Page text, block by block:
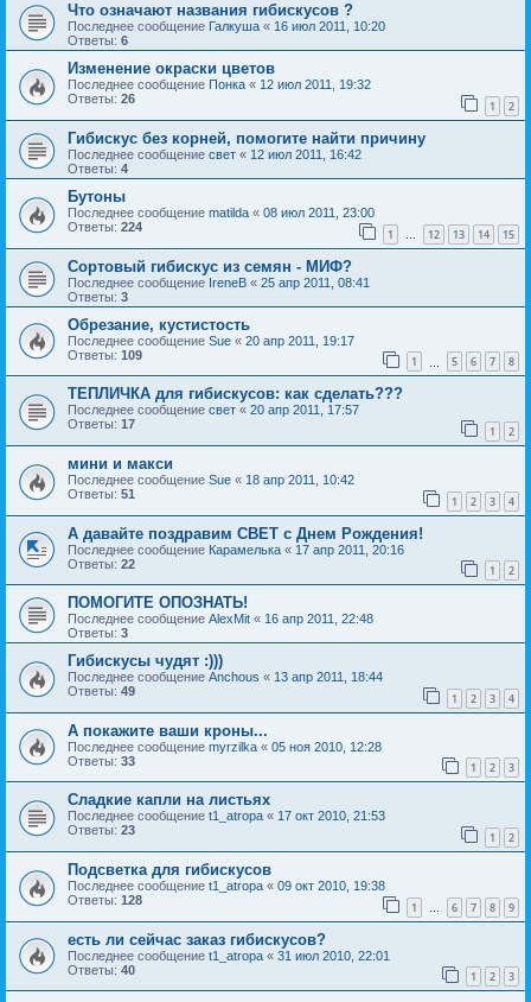
Что означают названия гибискусов ?
Последнее сообщение Галкуша « 16 июл 2011, 10:20
Ответы: 6
Изменение окраски цветов
Последнее сообщение Понка « 12 июл 2011, 19:32
Ответы: 26 1 2
Гибискус без корней, помогите найти причину
Последнее сообщение свет « 12 июл 2011, 16:42
Ответы: 4
Бутоны
Последнее сообщение matilda « 08 июл 2011, 23:00
Ответы: 224 1 … 12 13 14 15
Сортовый гибискус из семян - МИФ?
Последнее сообщение IreneB « 25 апр 2011, 08:41
Ответы: 3
Обрезание, кустистость
Последнее сообщение Sue « 20 апр 2011, 19:17
Ответы: 109 1 5 6 7 8
ТЕПЛИЧКА для гибискусов: как сделать???
Последнее сообщение свет « 20 апр 2011, 17:57
Ответы: 17 1 2
мини и макси
Последнее сообщение Sue « 18 апр 2011, 10:42
Ответы: 51 1 2 3 4
А давайте поздравим СВЕТ с Днем Рождения!
Последнее сообщение Карамелька « 17 апр 2011, 20:16
Ответы: 22 1 2
ПОМОГИТЕ ОПОЗНАТЬ!
Последнее сообщение AlexMit « 16 апр 2011, 22:48
Ответы: 3
Гибискусы чудят :)))
Последнее сообщение Anchous « 13 апр 2011, 18:44
Ответы: 49 1 2 3 4
А покажите ваши кроны...
Последнее сообщение myrzilka « 05 ноя 2010, 12:28
Ответы: 33 1 2 3
Сладкие капли на листьях
Последнее сообщение t1_atropa « 17 окт 2010, 21:53
Ответы: 23 1 2
Подсветка для гибискусов
Последнее сообщение t1_atropa « 09 окт 2010, 19:38
Ответы: 128 1 … 6 7 8 9
есть ли сейчас заказ гибискусов?
Последнее сообщение t1_atropa « 31 июл 2010, 22:01
Ответы: 40 1 2 3